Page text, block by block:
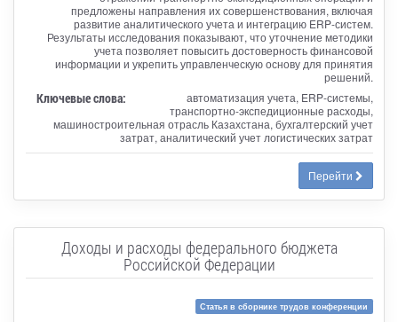
предложены направления их совершенствования, включая
развитие аналитического учета и интеграцию ERP-систем.
Результаты исследования показывают, что уточнение методики
учета позволяет повысить достоверность финансовой
информации и укрепить управленческую основу для принятия
решений.
Ключевые слова:
автоматизация учета, ERP-системы,
транспортно-экспедиционные расходы,
машиностроительная отрасль Казахстана, бухгалтерский учет
затрат, аналитический учет логистических затрат
Перейти
Доходы и расходы федерального бюджета
Российской Федерации
Статья в сборнике трудов конференции